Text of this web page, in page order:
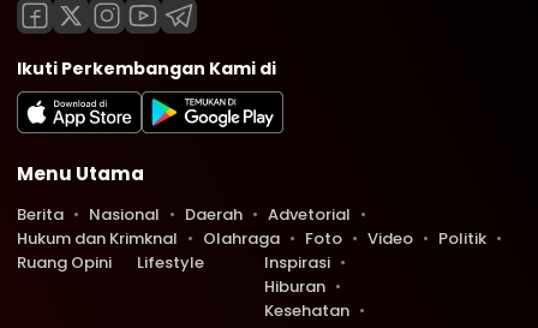
Ikuti Perkembangan Kami di
Menu Utama
Berita Nasional Daerah
Advetorial
Hukum dan Krimknal
Olahraga Foto Video
Politik
Ruang Opini
Lifestyle
Inspirasi
Hiburan
Kesehatan